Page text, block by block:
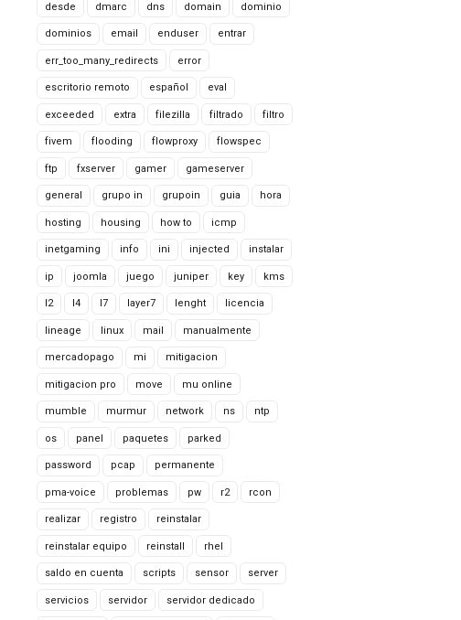
desde dmarc dns domain dominio
dominios email enduser entrar
err_too_many_redirects error
escritorio remoto español eval
exceeded extra filezilla filtrado filtro
fivem flooding flowproxy flowspec
ftp fxserver gamer gameserver
general grupo in grupoin guia hora
hosting housing how to icmp
inetgaming info ini injected instalar
ip joomla juego juniper key kms
l2 l4 l7 layer7 lenght licencia
lineage linux mail manualmente
mercadopago mi mitigacion
mitigacion pro move mu online
mumble murmur network ns ntp
os panel paquetes parked
password pcap permanente
pma-voice problemas pw r2 rcon
realizar registro reinstalar
reinstalar equipo reinstall rhel
saldo en cuenta scripts sensor server
servicios servidor servidor dedicado